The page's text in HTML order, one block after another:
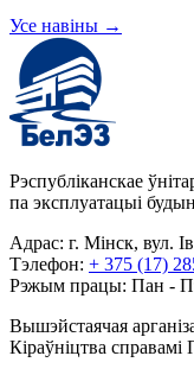
Усе навіны →
Рэспубліканскае
па эксплуатацыі
Адрас: г. Мінск, вул.
Тэлефон: + 375 (17)
Рэжым працы: Пан -
Вышэйстаячая
Кіраўніцтва справамі